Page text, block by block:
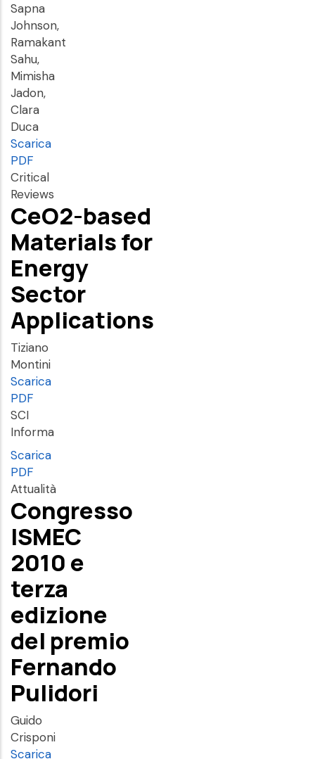
Sapna
Johnson,
Ramakant
Sahu,
Mimisha
Jadon,
Clara
Duca
Scarica
PDF
Critical
Reviews
CeO2-based
Materials for
Energy
Sector
Applications
Tiziano
Montini
Scarica
PDF
SCI
Informa
Scarica
PDF
Attualità
Congresso
ISMEC
2010 e
terza
edizione
del premio
Fernando
Pulidori
Guido
Crisponi
Scarica